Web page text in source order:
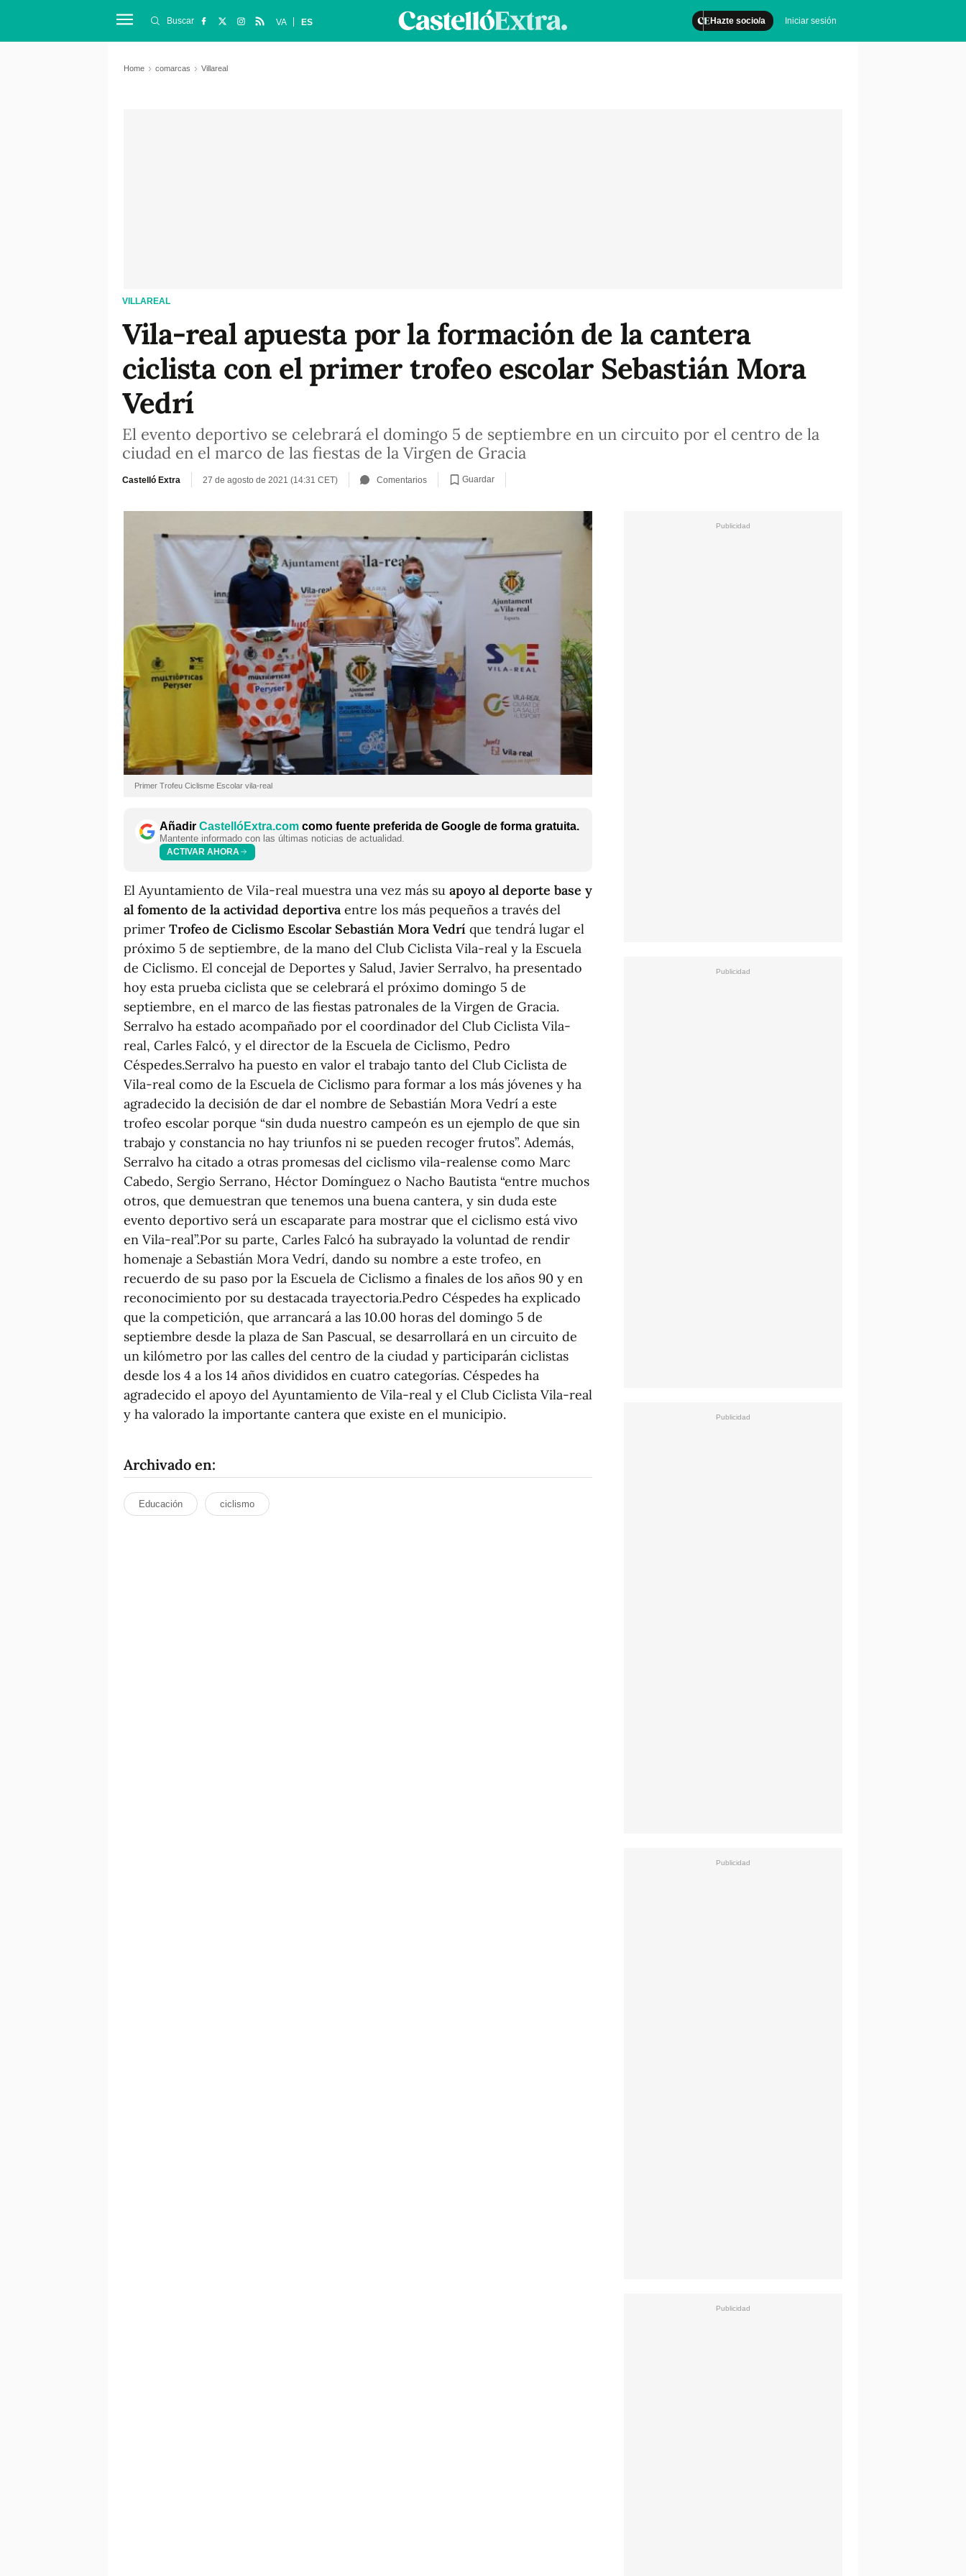
Hazte socio/a Iniciar sesión
Buscar VA ES
Home comarcas Villareal
VILLAREAL
Vila-real apuesta por la formación de la cantera
ciclista con el primer trofeo escolar Sebastián Mora
Vedrí
El evento deportivo se celebrará el domingo 5 de septiembre en un circuito por el centro de la
ciudad en el marco de las fiestas de la Virgen de Gracia
Castelló Extra 27 de agosto de 2021 (14:31 CET) Comentarios Guardar
Primer Trofeu Ciclisme Escolar vila-real
Añadir CastellóExtra.com como fuente preferida de Google de forma gratuita.
Mantente informado con las últimas noticias de actualidad.
ACTIVAR AHORA
El Ayuntamiento de Vila-real muestra una vez más su apoyo al deporte base y
al fomento de la actividad deportiva entre los más pequeños a través del
primer Trofeo de Ciclismo Escolar Sebastián Mora Vedrí que tendrá lugar el
próximo 5 de septiembre, de la mano del Club Ciclista Vila-real y la Escuela
de Ciclismo. El concejal de Deportes y Salud, Javier Serralvo, ha presentado
hoy esta prueba ciclista que se celebrará el próximo domingo 5 de
septiembre, en el marco de las fiestas patronales de la Virgen de Gracia.
Serralvo ha estado acompañado por el coordinador del Club Ciclista Vila-
real, Carles Falcó, y el director de la Escuela de Ciclismo, Pedro
Céspedes.Serralvo ha puesto en valor el trabajo tanto del Club Ciclista de
Vila-real como de la Escuela de Ciclismo para formar a los más jóvenes y ha
agradecido la decisión de dar el nombre de Sebastián Mora Vedrí a este
trofeo escolar porque “sin duda nuestro campeón es un ejemplo de que sin
trabajo y constancia no hay triunfos ni se pueden recoger frutos”. Además,
Serralvo ha citado a otras promesas del ciclismo vila-realense como Marc
Cabedo, Sergio Serrano, Héctor Domínguez o Nacho Bautista “entre muchos
otros, que demuestran que tenemos una buena cantera, y sin duda este
evento deportivo será un escaparate para mostrar que el ciclismo está vivo
en Vila-real”.Por su parte, Carles Falcó ha subrayado la voluntad de rendir
homenaje a Sebastián Mora Vedrí, dando su nombre a este trofeo, en
recuerdo de su paso por la Escuela de Ciclismo a finales de los años 90 y en
reconocimiento por su destacada trayectoria.Pedro Céspedes ha explicado
que la competición, que arrancará a las 10.00 horas del domingo 5 de
septiembre desde la plaza de San Pascual, se desarrollará en un circuito de
un kilómetro por las calles del centro de la ciudad y participarán ciclistas
desde los 4 a los 14 años divididos en cuatro categorías. Céspedes ha
agradecido el apoyo del Ayuntamiento de Vila-real y el Club Ciclista Vila-real
y ha valorado la importante cantera que existe en el municipio.
Archivado en:
Educación ciclismo